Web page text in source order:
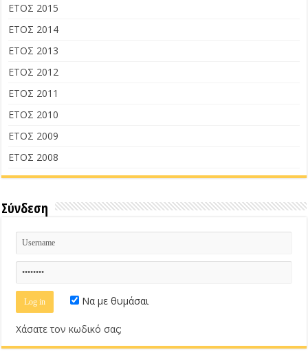
ΕΤΟΣ 2015
ΕΤΟΣ 2014
ΕΤΟΣ 2013
ΕΤΟΣ 2012
ΕΤΟΣ 2011
ΕΤΟΣ 2010
ΕΤΟΣ 2009
ΕΤΟΣ 2008
Σύνδεση
Να με θυμάσαι
Χάσατε τον κωδικό σας;